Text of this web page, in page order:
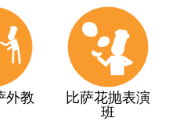
外教
比萨花抛表演
班